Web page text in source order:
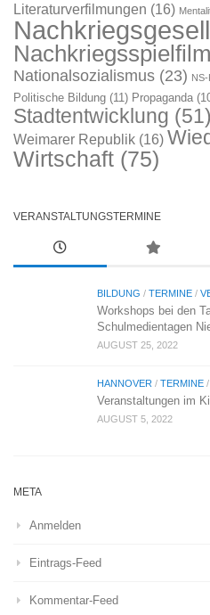
Literaturverfilmungen (16)
Nachkriegsspielfilm
Nationalsozialismus (23)
Politische Bildung (11) Propaganda
Stadtentwicklung (51)
Weimarer Republik (16)
Wirtschaft (75)
VERANSTALTUNGSTERMINE
BILDUNG / TERMINE /
Workshops bei den
Schulmedientagen
AUGUST 25, 2022
HANNOVER / TERMINE /
Veranstaltungen im
AUGUST 5, 2022
META
Anmelden
Eintrags-Feed
Kommentar-Feed